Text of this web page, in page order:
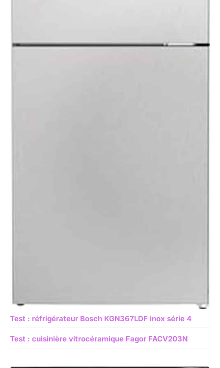
Test : réfrigérateur Bosch KGN367LDF inox série 4
Test : cuisinière vitrocéramique Fagor FACV203N